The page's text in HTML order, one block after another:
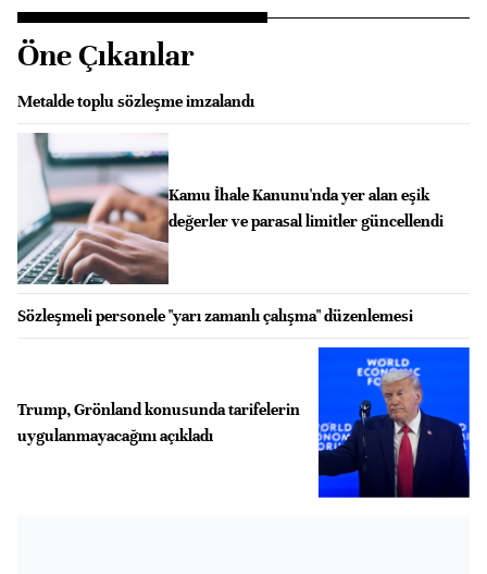
Öne Çıkanlar
Metalde toplu sözleşme imzalandı
Kamu İhale Kanunu'nda yer alan eşik
değerler ve parasal limitler güncellendi
Sözleşmeli personele "yarı zamanlı çalışma" düzenlemesi
Trump, Grönland konusunda tarifelerin
uygulanmayacağını açıkladı